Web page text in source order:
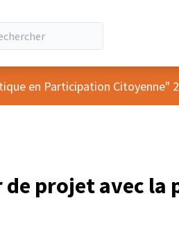
en Participation Citoyenne"
de projet avec